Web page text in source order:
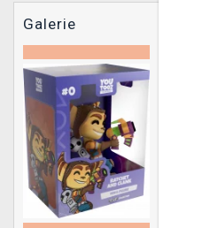
Galerie